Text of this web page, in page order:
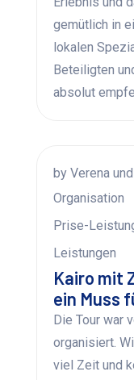
gemütlich in
lokalen
Beteiligten
absolut
by Verena
Organisation
Prise-
Leistungen
Kairo mit
ein Muss
Die Tour war
organisiert.
viel Zeit und